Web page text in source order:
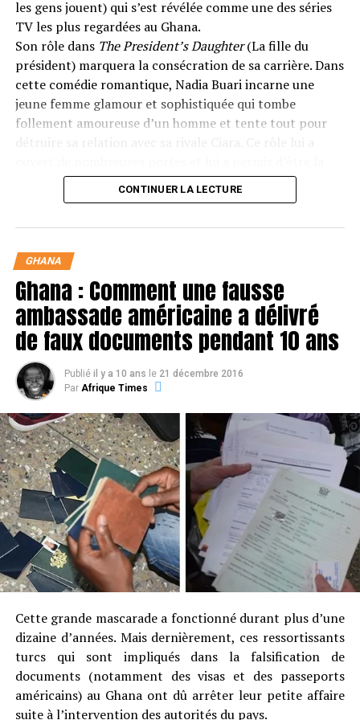
Sur le continent, là où les procédures sont facilitées et
où les étrangers comme les citoyens africains peuvent
voyager librement, c’est aux Seychelles. Le service de
douane et l’Administration du pays ne demandent
aucun visa aux visiteurs quel que soit leur provenance. Il
est donc très facile et très aisé d’entrer dans le pays.
positives annoncées durant le
Pour en revenir sur le Ghana, la célébration du 59e
anniversaire de l’indépendance du pays a également été
une occasion pour le Président Mahama de plaidoyer
pour l’apprentissage de la langue française et la
sensibilisation pour l’unité citoyenne dans le pays, mais
aussi et surtout, au sein du continent africain.
Il a ainsi expliqué l’utilité de la langue française dans la
est pratiquée dans plus de la moitié des États africains.
Il a également expliqué l’isolement du Ghana par
rapport à ses pays frontaliers étant donné que les
ghanéens parlent principalement l’anglais alors que la
population limitrophe comme les Togolais, les Ivoiriens
et les Burkinabés sont principalement francophones. De
les gens jouent) qui s’est révélée comme une des séries
TV les plus regardées au Ghana.
Son rôle dans The President’s Daughter(La fille du
président) marquera la consécration de sa carrière. Dans
cette comédie romantique, Nadia Buari incarne une
jeune femme glamour et sophistiquée qui tombe
follement amoureuse d’un homme et tente tout pour
tête d’affiche d’une vingtaine de films.
1. Son premier grand film
estMummy’s Daughter(La fille à
maman)
CONTINUER LA LECTURE
GHANA
Ghana : Comment une fausse
ambassade américaine a délivré
de faux documents pendant 10 ans
Publié il y a 10 ans le 21 décembre 2016
Par Afrique Times
Cette grande mascarade a fonctionné durant plus d’une
dizaine d’années. Mais dernièrement, ces ressortissants
turcs qui sont impliqués dans la falsification de
documents (notamment des visas et des passeports
américains) au Ghana ont dû arrêter leur petite affaire
suite à l’intervention des autorités du pays.